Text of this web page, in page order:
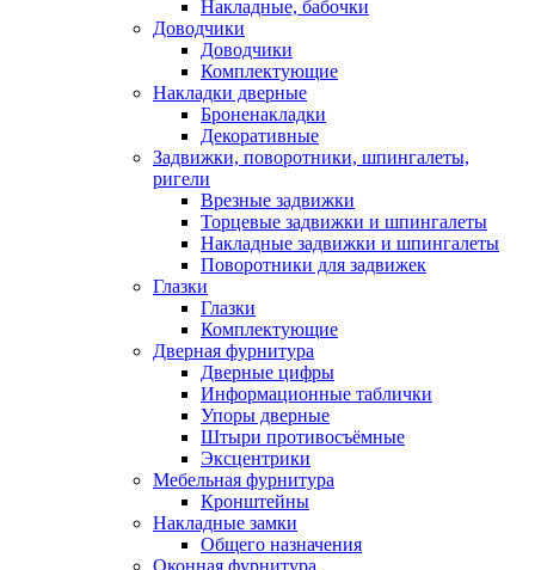
Накладные, бабочки
Доводчики
Доводчики
Комплектующие
Накладки дверные
Броненакладки
Декоративные
Задвижки, поворотники, шпингалеты,
ригели
Врезные задвижки
Торцевые задвижки и шпингалеты
Накладные задвижки и шпингалеты
Поворотники для задвижек
Глазки
Глазки
Комплектующие
Дверная фурнитура
Дверные цифры
Информационные таблички
Упоры дверные
Штыри противосъёмные
Эксцентрики
Мебельная фурнитура
Кронштейны
Накладные замки
Общего назначения
Оконная фурнитура